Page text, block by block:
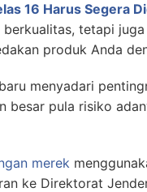
16 Harus Segera
tetapi
produk Anda
menyadari
besar pula risiko
merek
ke Direktorat